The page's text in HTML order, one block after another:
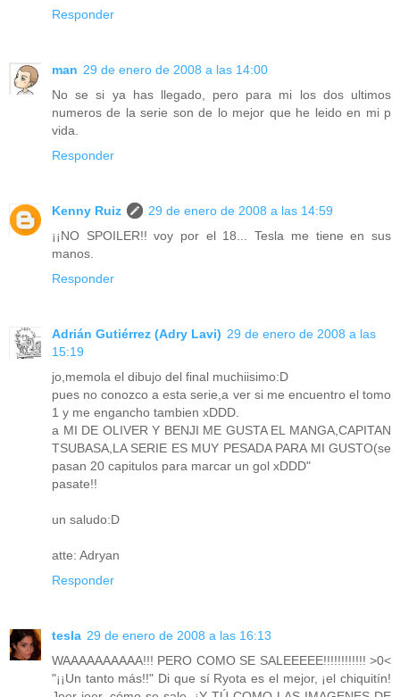
Responder
man 29 de enero de 2008 a las 14:00
No se si ya has llegado, pero para mi los dos ultimos
numeros de la serie son de lo mejor que he leido en mi p
vida.
Responder
Kenny Ruiz
29 de enero de 2008 a las 14:59
¡¡NO SPOILER!! voy por el 18... Tesla me tiene en sus
manos.
Responder
Adrián Gutiérrez (Adry Lavi) 29 de enero de 2008 a las
15:19
jo,memola el dibujo del final muchiisimo:D
pues no conozco a esta serie,a ver si me encuentro el tomo
1 y me engancho tambien xDDD.
a MI DE OLIVER Y BENJI ME GUSTA EL MANGA,CAPITAN
TSUBASA,LA SERIE ES MUY PESADA PARA MI GUSTO(se
pasan 20 capitulos para marcar un gol xDDD"
pasate!!
un saludo:D
atte: Adryan
Responder
tesla 29 de enero de 2008 a las 16:13
WAAAAAAAAAA!!! PERO COMO SE SALEEEEE!!!!!!!!!!!! >0<
"¡¡Un tanto más!!" Di que sí Ryota es el mejor, ¡el chiquitín!